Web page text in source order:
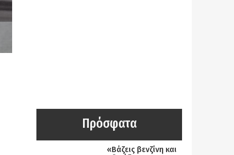
Πρόσφατα
«Βάζεις βενζίνη και